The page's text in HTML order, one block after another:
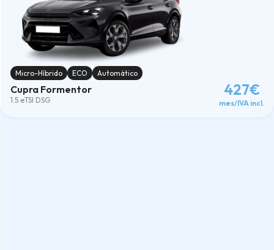
Micro-Híbrido ECO Automático
Cupra Formentor
1.5 eTSI DSG
427€
mes/IVA incl.